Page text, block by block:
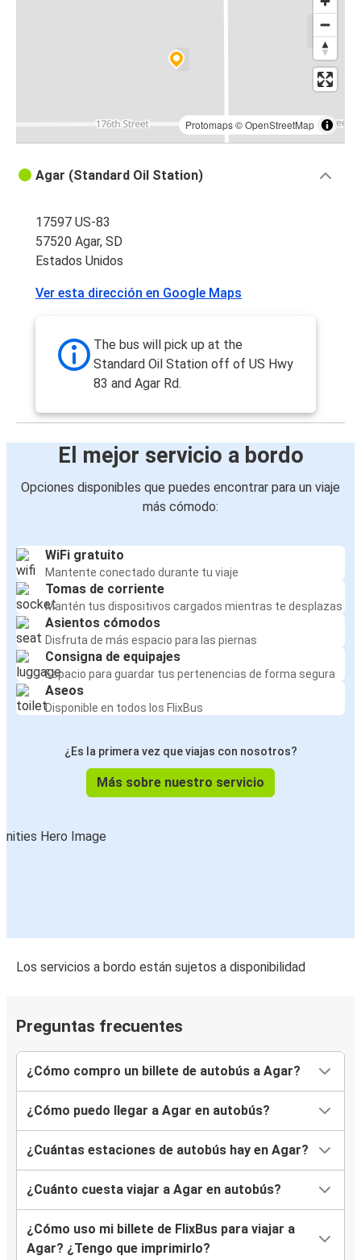
Protomaps©OpenStreetMap
Agar (Standard Oil Station)
17597 US-83
57520 Agar, SD
Estados Unidos
Ver esta dirección en Google Maps
The bus will pick up at the
Standard Oil Station off of US Hwy
83 and Agar Rd.
El mejor servicio a bordo
Opciones disponibles que puedes encontrar para un viaje
más cómodo:
WiFi gratuito
Mantente conectado durante tu viaje
Tomas de corriente
Mantén tus dispositivos cargados mientras te desplazas
Asientos cómodos
Disfruta de más espacio para las piernas
Consigna de equipajes
Espacio para guardar tus pertenencias de forma segura
Aseos
Disponible en todos los FlixBus
¿Es la primera vez que viajas con nosotros?
Más sobre nuestro servicio
Los servicios a bordo están sujetos a disponibilidad
Preguntas frecuentes
¿Cómo compro un billete de autobús a Agar?
¿Cómo puedo llegar a Agar en autobús?
¿Cuántas estaciones de autobús hay en Agar?
¿Cuánto cuesta viajar a Agar en autobús?
¿Cómo uso mi billete de FlixBus para viajar a
Agar? ¿Tengo que imprimirlo?